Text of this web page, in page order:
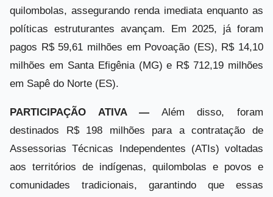
quilombolas, assegurando renda imediata enquanto as
políticas estruturantes avançam. Em 2025, já foram
pagos R$ 59,61 milhões em Povoação (ES), R$ 14,10
milhões em Santa Efigênia (MG) e R$ 712,19 milhões
em Sapê do Norte (ES).
PARTICIPAÇÃO ATIVA — Além disso, foram
destinados R$ 198 milhões para a contratação de
Assessorias Técnicas Independentes (ATIs) voltadas
aos territórios de indígenas, quilombolas e povos e
comunidades tradicionais, garantindo que essas